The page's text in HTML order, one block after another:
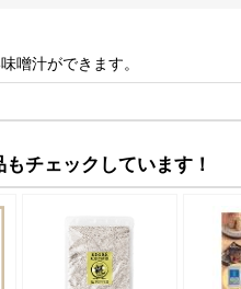
噌汁ができます。
チェックしています！